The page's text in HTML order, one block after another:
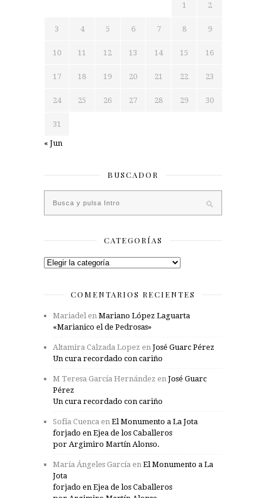
1 2
3 4 5 6 7 8 9
10 11 12 13 14 15 16
17 18 19 20 21 22 23
24 25 26 27 28 29 30
31
« Jun
BUSCADOR
CATEGORÍAS
Categorías
COMENTARIOS RECIENTES
Mariadelen Mariano López Laguarta
«Marianico el de Pedrosas»
Altamira Calzada Lopez en José Guarc Pérez
Un cura recordado con cariño
M Teresa García Hernández en José Guarc
Pérez
Un cura recordado con cariño
Sofía Cuenca en El Monumento a La Jota
forjado en Ejea de los Caballeros
por Argimiro Martín Alonso.
María Ángeles García en El Monumento a La
Jota
forjado en Ejea de los Caballeros